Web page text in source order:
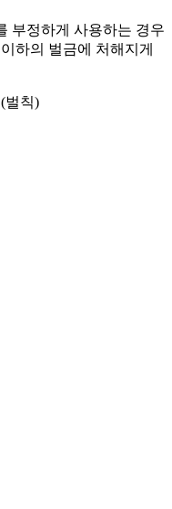
부정하게 사용하는 경우
하의 벌금에 처해지게
벌칙)